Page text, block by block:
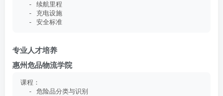
  - 续航里程
  - 充电设施
  - 安全标准
专业人才培养
惠州危品物流学院
课程：
  - 危险品分类与识别